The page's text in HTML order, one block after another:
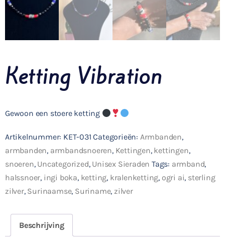
Ketting Vibration
Gewoon een stoere ketting
Artikelnummer: KET-031 Categorieën: Armbanden,
armbanden, armbandsnoeren, Kettingen, kettingen,
snoeren, Uncategorized, Unisex Sieraden Tags: armband,
halssnoer, ingi boka, ketting, kralenketting, ogri ai, sterling
zilver, Surinaamse, Suriname, zilver
Beschrijving